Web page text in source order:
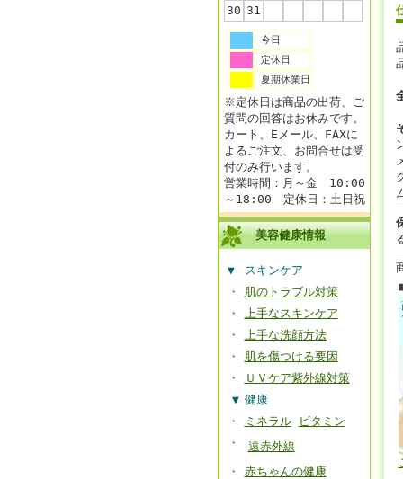
30 31
今日
定休日
夏期休業日
※定休日は商品の出荷、ご
質問の回答はお休みです。
カート、Eメール、FAXに
よるご注文、お問合せは受
付のみ行います。
営業時間：月～金 10:00
～18:00 定休日：土日祝
美容健康情報
▼
スキンケア
・
肌のトラブル対策
・
上手なスキンケア
・
上手な洗顔方法
・
肌を傷つける要因
・
ＵＶケア紫外線対策
▼ 健康
・
ミネラル
ビタミン
・
遠赤外線
・
赤ちゃんの健康